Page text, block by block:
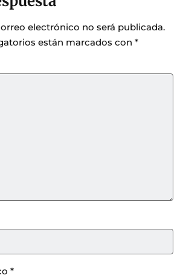
electrónico no será publicada.
están marcados con *
*